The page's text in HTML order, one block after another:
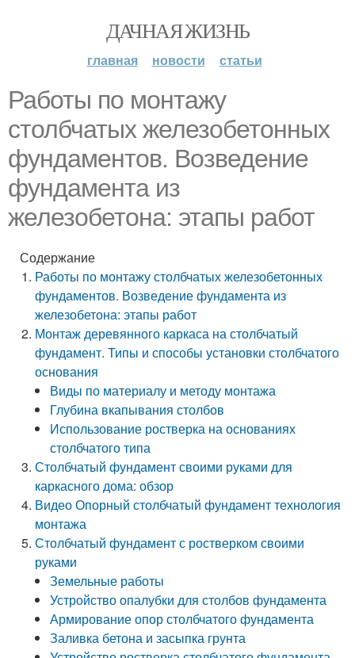
ДАЧНАЯ ЖИЗНЬ
главная новости статьи
Работы по монтажу
столбчатых железобетонных
фундаментов. Возведение
фундамента из
железобетона: этапы работ
Содержание
Работы по монтажу столбчатых железобетонных
фундаментов. Возведение фундамента из
железобетона: этапы работ
Монтаж деревянного каркаса на столбчатый
фундамент. Типы и способы установки столбчатого
основания
Виды по материалу и методу монтажа
Глубина вкапывания столбов
Использование ростверка на основаниях
столбчатого типа
Столбчатый фундамент своими руками для
каркасного дома: обзор
Видео Опорный столбчатый фундамент технология
монтажа
Столбчатый фундамент с ростверком своими
руками
Земельные работы
Устройство опалубки для столбов фундамента
Армирование опор столбчатого фундамента
Заливка бетона и засыпка грунта